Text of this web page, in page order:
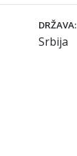
DRŽAVA:
Srbija